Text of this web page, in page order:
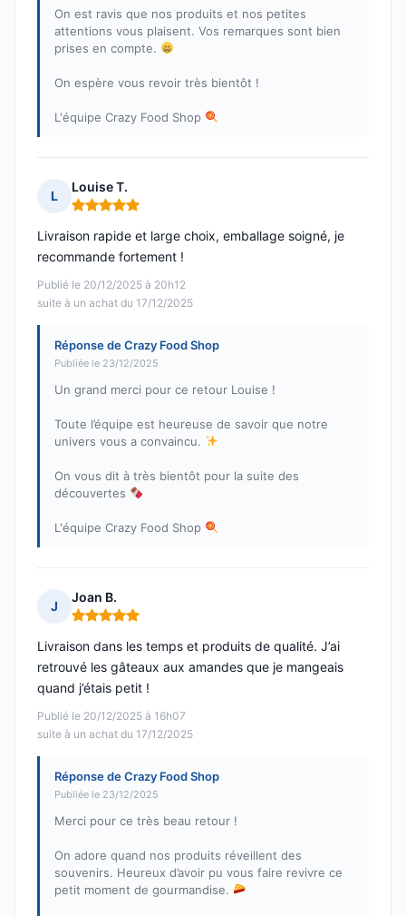
On est ravis que nos produits et nos petites
attentions vous plaisent. Vos remarques sont bien
prises en compte.
On espère vous revoir très bientôt !
L'équipe Crazy Food Shop
L
Louise T.
Note : 5 sur 5
Publié le 20/12/2025 à 20h12
suite à un achat du 17/12/2025
Livraison rapide et large choix, emballage soigné, je
recommande fortement !
Réponse de Crazy Food Shop
Publiée le 23/12/2025
Un grand merci pour ce retour Louise !
Toute l’équipe est heureuse de savoir que notre
univers vous a convaincu.
On vous dit à très bientôt pour la suite des
découvertes
L'équipe Crazy Food Shop
J
Joan B.
Note : 5 sur 5
Publié le 20/12/2025 à 16h07
suite à un achat du 17/12/2025
Livraison dans les temps et produits de qualité. J’ai
retrouvé les gâteaux aux amandes que je mangeais
quand j’étais petit !
Réponse de Crazy Food Shop
Publiée le 23/12/2025
Merci pour ce très beau retour !
On adore quand nos produits réveillent des
souvenirs. Heureux d’avoir pu vous faire revivre ce
petit moment de gourmandise.